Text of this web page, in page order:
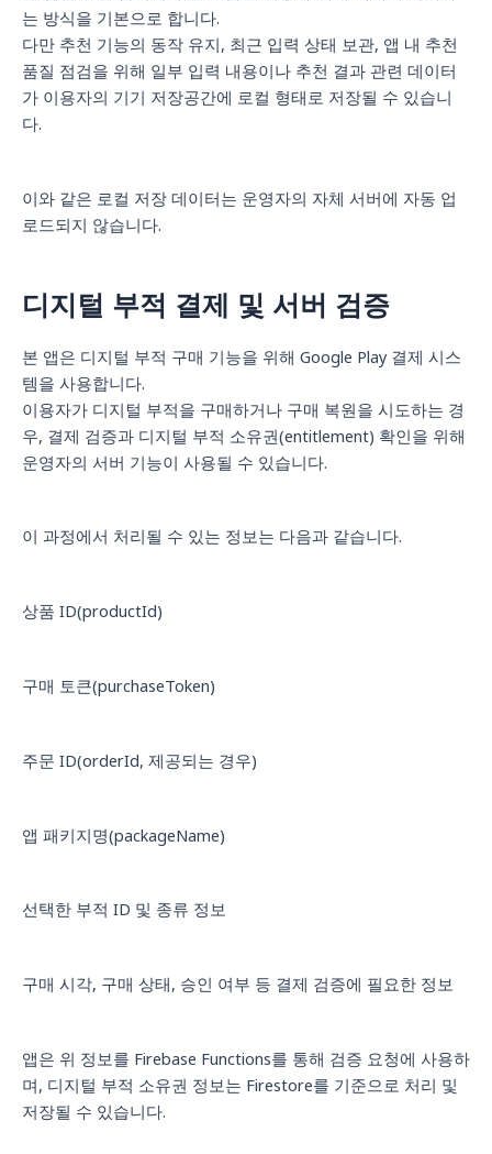
는 방식을 기본으로 합니다.
다만 추천 기능의 동작 유지, 최근 입력 상태 보관, 앱 내 추천
품질 점검을 위해 일부 입력 내용이나 추천 결과 관련 데이터
가 이용자의 기기 저장공간에 로컬 형태로 저장될 수 있습니
다.
이와 같은 로컬 저장 데이터는 운영자의 자체 서버에 자동 업
로드되지 않습니다.
디지털 부적 결제 및 서버 검증
본 앱은 디지털 부적 구매 기능을 위해 Google Play 결제 시스
템을 사용합니다.
이용자가 디지털 부적을 구매하거나 구매 복원을 시도하는 경
우, 결제 검증과 디지털 부적 소유권(entitlement) 확인을 위해
운영자의 서버 기능이 사용될 수 있습니다.
이 과정에서 처리될 수 있는 정보는 다음과 같습니다.
상품 ID(productId)
구매 토큰(purchaseToken)
주문 ID(orderId, 제공되는 경우)
앱 패키지명(packageName)
선택한 부적 ID 및 종류 정보
구매 시각, 구매 상태, 승인 여부 등 결제 검증에 필요한 정보
앱은 위 정보를 Firebase Functions를 통해 검증 요청에 사용하
며, 디지털 부적 소유권 정보는 Firestore를 기준으로 처리 및
저장될 수 있습니다.